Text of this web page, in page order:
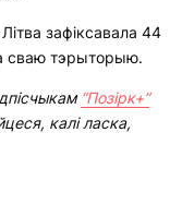
зафіксавала 44
сваю тэрыторыю.
“Позірк+”
калі ласка,